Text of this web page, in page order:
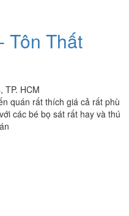
Tôn Thất
TP. HCM
quán rất thích giá cả rất phù
các bé bọ sát rất hay và thú